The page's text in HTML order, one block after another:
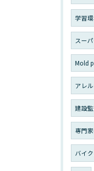
学習
スー
Mold
アレ
建設
専門
バイ